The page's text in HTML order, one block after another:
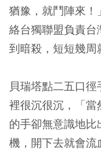
猶豫，就鬥陣來
絡台獨聯盟負責台
到暗殺，短短幾周
貝瑞塔點二五口
裡很沉很沉，「
的手卻無意識地
機，開下去就會流